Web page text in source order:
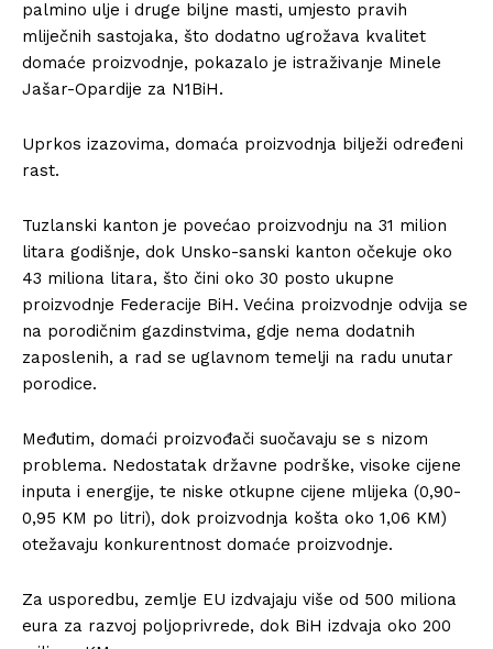
palmino ulje i druge biljne masti, umjesto pravih
mliječnih sastojaka, što dodatno ugrožava kvalitet
domaće proizvodnje, pokazalo je istraživanje Minele
Jašar-Opardije za N1BiH.
Uprkos izazovima, domaća proizvodnja bilježi određeni
rast.
Tuzlanski kanton je povećao proizvodnju na 31 milion
litara godišnje, dok Unsko-sanski kanton očekuje oko
43 miliona litara, što čini oko 30 posto ukupne
proizvodnje Federacije BiH. Većina proizvodnje odvija se
na porodičnim gazdinstvima, gdje nema dodatnih
zaposlenih, a rad se uglavnom temelji na radu unutar
porodice.
Međutim, domaći proizvođači suočavaju se s nizom
problema. Nedostatak državne podrške, visoke cijene
inputa i energije, te niske otkupne cijene mlijeka (0,90-
0,95 KM po litri), dok proizvodnja košta oko 1,06 KM)
otežavaju konkurentnost domaće proizvodnje.
Za usporedbu, zemlje EU izdvajaju više od 500 miliona
eura za razvoj poljoprivrede, dok BiH izdvaja oko 200